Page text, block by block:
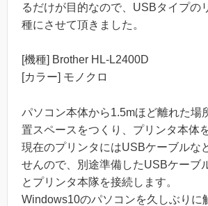
るだけが目的なので、USBタイプの
種にさせて頂きました。
[機種] Brother HL-L2400D
[カラー] モノクロ
パソコン本体から1.5mほど離れた場
置スペースをつくり、プリンタ本体
現在のプリンタにはUSBケーブルな
せんので、別途準備したUSBケーブ
とプリンタ本隊を接続します。
Windows10のパソコンを久しぶりに